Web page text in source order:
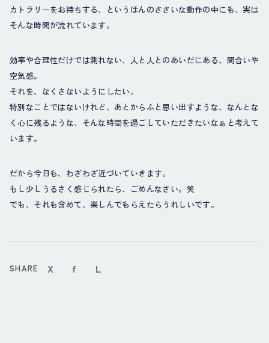
カトラリーをお持ちする、というほんのささいな動作の中にも、実は
そんな時間が流れています。
効率や合理性だけでは測れない、人と人とのあいだにある、間合いや
空気感。
それを、なくさないようにしたい。
特別なことではないけれど、あとからふと思い出すような、なんとな
く心に残るような、そんな時間を過ごしていただきたいなぁと考えて
います。
だから今日も、わざわざ近づいていきます。
もし少しうるさく感じられたら、ごめんなさい。笑
でも、それも含めて、楽しんでもらえたらうれしいです。
SHARE X f L